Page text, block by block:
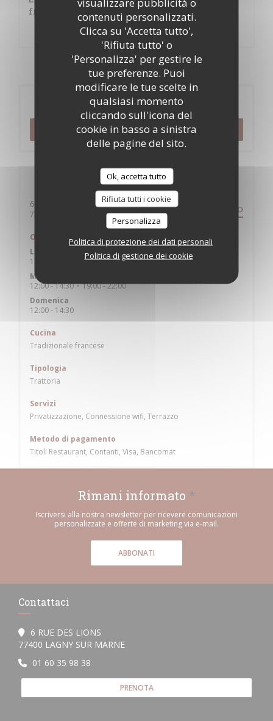
contenuti personalizzati.
Clicca su 'Accetta tutto',
'Rifiuta tutto' o
'Personalizza' per gestire le
tue preferenze. Puoi
modificare le tue scelte in
qualsiasi momento
cliccando sull'icona del
cookie in basso a sinistra
delle pagine del sito.
Ok, accetta tutto
Rifiuta tutti i cookie
Personalizza
Politica di protezione dei dati personali
Politica di gestione dei cookie
fraîches
19,60 EUR
Prenotazione
PRENOTA
Informazioni pratiche
6 RUE DES LIONS
77400 LAGNY SUR MARNE((apre una nuova finestra)) PERCORSO
Orari
Lunedi
12:00 - 14:30
Mar
12:00 - 14:30 • 19:00 - 22:00
Domenica
12:00 - 14:30
Cucina
Tradizionale francese
Tipologia
Trattoria
Servizi
Privatizzazione, Connessione wifi, Terrazzo
Metodo di pagamento
Titoli Restaurant, Contanti, Visa, Bancomat
Rimani informato *
Iscriversi alla nostra newsletter per ricevere comunicazioni
personalizzate e offerte di marketing via e-mail.
ABBONATI
Contattaci
6 RUE DES LIONS
77400 LAGNY SUR MARNE((apre una nuova finestra))
01 60 35 98 38
PRENOTA